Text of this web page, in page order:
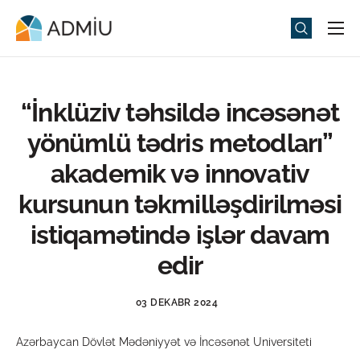
Universitet
Media
Tədbirlər
Universitet həyatı
“İnklüziv təhsildə incəsənət
yönümlü tədris metodları”
akademik və innovativ
kursunun təkmilləşdirilməsi
istiqamətində işlər davam
edir
03 DEKABR 2024
Azərbaycan Dövlət Mədəniyyət və İncəsənət Universiteti